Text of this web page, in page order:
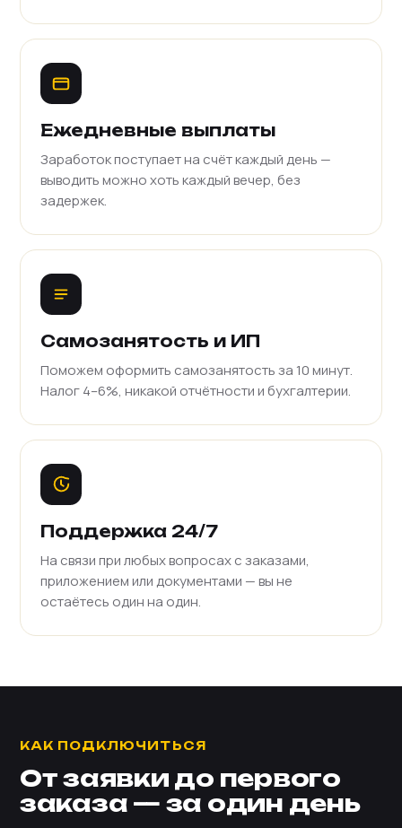
Ежедневные выплаты
Заработок поступает на счёт каждый день —
выводить можно хоть каждый вечер, без
задержек.
Самозанятость и ИП
Поможем оформить самозанятость за 10 минут.
Налог 4–6%, никакой отчётности и бухгалтерии.
Поддержка 24/7
На связи при любых вопросах с заказами,
приложением или документами — вы не
остаётесь один на один.
КАК ПОДКЛЮЧИТЬСЯ
От заявки до первого
заказа — за один день